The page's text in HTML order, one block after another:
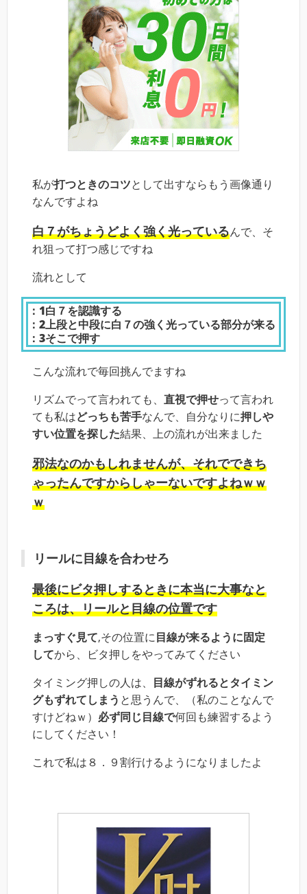
私が打つときのコツとして出すならもう画像通り
なんですよね
白７がちょうどよく強く光っているんで、そ
れ狙って打つ感じですね
流れとして
：1白７を認識する
：2上段と中段に白７の強く光っている部分が来る
：3そこで押す
こんな流れで毎回挑んでますね
リズムでって言われても、 直視で押せって言われ
ても私はどっちも苦手なんで、自分なりに押しや
すい位置を探した結果、上の流れが出来ました
邪法なのかもしれませんが、それでできち
ゃったんですからしゃーないですよねｗｗ
ｗ
リールに目線を合わせろ
最後にビタ押しするときに本当に大事なと
ころは、リールと目線の位置です
まっすぐ見て,その位置に目線が来るように固定
してから、ビタ押しをやってみてください
タイミング押しの人は、 目線がずれるとタイミン
グもずれてしまう と思うんで、（私のことなんで
すけどねｗ） 必ず同じ目線で何回も練習するよう
にしてください！
これで私は８．９割行けるようになりましたよ